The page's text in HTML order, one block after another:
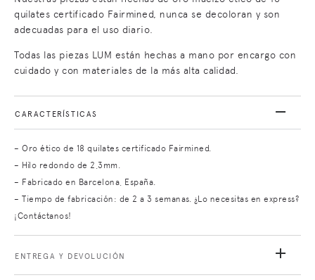
quilates certificado Fairmined, nunca se decoloran y son
adecuadas para el uso diario.
Todas las piezas LUM están hechas a mano por encargo con
cuidado y con materiales de la más alta calidad.
CARACTERÍSTICAS
– Oro ético de 18 quilates certificado Fairmined.
– Hilo redondo de 2,3mm.
– Fabricado en Barcelona, España.
– Tiempo de fabricación: de 2 a 3 semanas. ¿Lo necesitas en express?
¡Contáctanos!
ENTREGA Y DEVOLUCIÓN